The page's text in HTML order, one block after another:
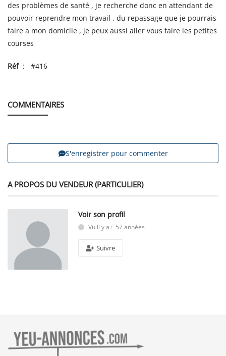
des problèmes de santé , je recherche donc en attendant de
pouvoir reprendre mon travail , du repassage que je pourrais
faire a mon domicile , je peux aussi aller vous faire les petites
courses
Réf: #416
COMMENTAIRES
S'enregistrer pour commenter
A PROPOS DU VENDEUR (PARTICULIER)
Voir son profil
Vu il y a : 57 années
Suivre